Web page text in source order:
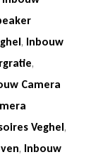
, Inbouw
,
Camera
Veghel,
, Inbouw